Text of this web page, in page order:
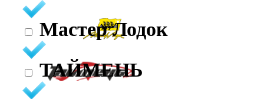
Мастер Лодок
ТАЙМЕНЬ